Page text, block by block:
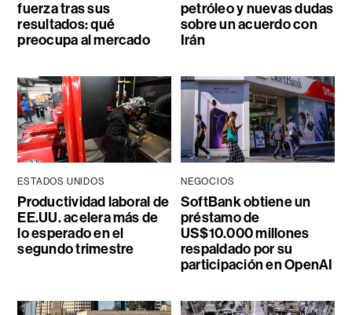
fuerza tras sus
resultados: qué
preocupa al mercado
petróleo y nuevas dudas
sobre un acuerdo con
Irán
ESTADOS UNIDOS
Productividad laboral de
EE.UU. acelera más de
lo esperado en el
segundo trimestre
NEGOCIOS
SoftBank obtiene un
préstamo de
US$10.000 millones
respaldado por su
participación en OpenAI